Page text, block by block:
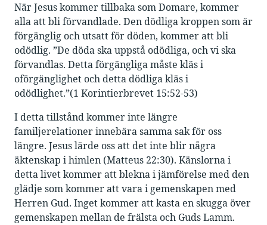
När Jesus kommer tillbaka som Domare, kommer
alla att bli förvandlade. Den dödliga kroppen som är
förgänglig och utsatt för döden, kommer att bli
odödlig. ”De döda ska uppstå odödliga, och vi ska
förvandlas. Detta förgängliga måste kläs i
oförgänglighet och detta dödliga kläs i
odödlighet.”(1 Korintierbrevet 15:52-53)
I detta tillstånd kommer inte längre
familjerelationer innebära samma sak för oss
längre. Jesus lärde oss att det inte blir några
äktenskap i himlen (Matteus 22:30). Känslorna i
detta livet kommer att blekna i jämförelse med den
glädje som kommer att vara i gemenskapen med
Herren Gud. Inget kommer att kasta en skugga över
gemenskapen mellan de frälsta och Guds Lamm.